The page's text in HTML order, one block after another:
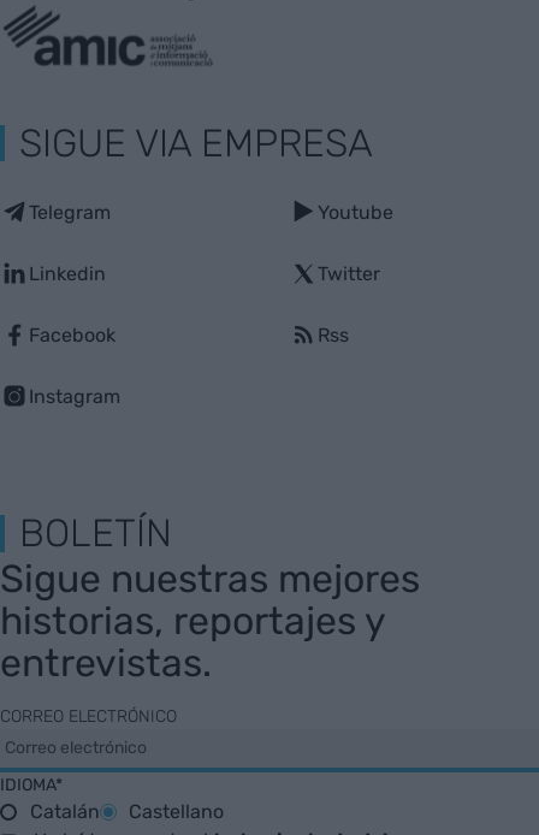
SIGUE VIA EMPRESA
Telegram
Linkedin
Facebook
Instagram
Youtube
Twitter
Rss
BOLETÍN
Sigue nuestras mejores
historias, reportajes y
entrevistas.
CORREO ELECTRÓNICO
IDIOMA*
Catalán
Castellano